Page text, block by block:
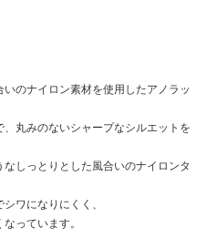
のナイロン素材を使用したアノラッ
丸みのないシャープなシルエットを
しっとりとした風合いのナイロンタ
ワになりにくく、
っています。